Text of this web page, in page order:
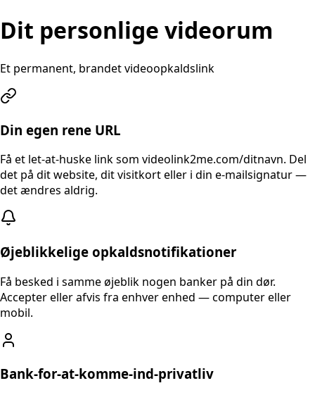
Dit personlige videorum
Et permanent, brandet videoopkaldslink
Din egen rene URL
Få et let-at-huske link som videolink2me.com/ditnavn. Del
det på dit website, dit visitkort eller i din e-mailsignatur —
det ændres aldrig.
Øjeblikkelige opkaldsnotifikationer
Få besked i samme øjeblik nogen banker på din dør.
Accepter eller afvis fra enhver enhed — computer eller
mobil.
Bank-for-at-komme-ind-privatliv